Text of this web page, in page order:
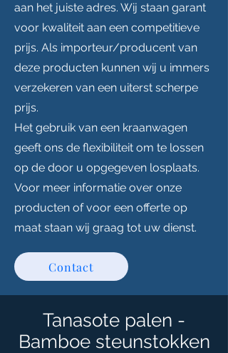
aan het juiste adres. Wij staan garant
voor kwaliteit aan een competitieve
prijs. Als importeur/producent van
deze producten kunnen wij u immers
verzekeren van een uiterst scherpe
prijs.
Het gebruik van een kraanwagen
geeft ons de flexibiliteit om te lossen
op de door u opgegeven losplaats.
Voor meer informatie over onze
producten of voor een offerte op
maat staan wij graag tot uw dienst.
Contact
Tanasote palen -
Bamboe steunstokken